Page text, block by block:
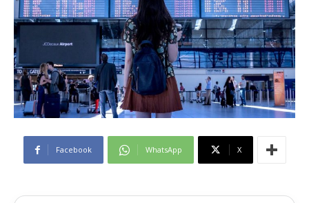
Facebook WhatsApp X